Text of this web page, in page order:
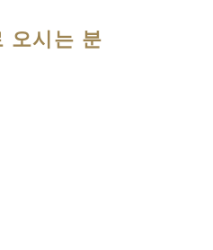
오시는 분